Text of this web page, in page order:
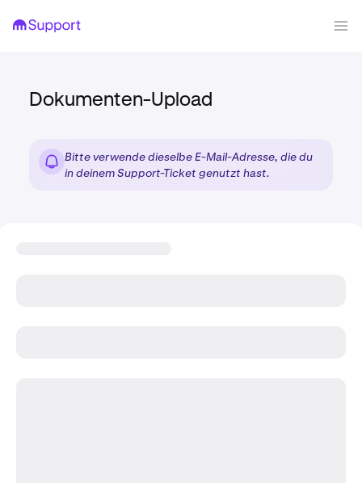
Dokumenten-Upload
Bitte verwende dieselbe E-Mail-Adresse, die du
in deinem Support-Ticket genutzt hast.